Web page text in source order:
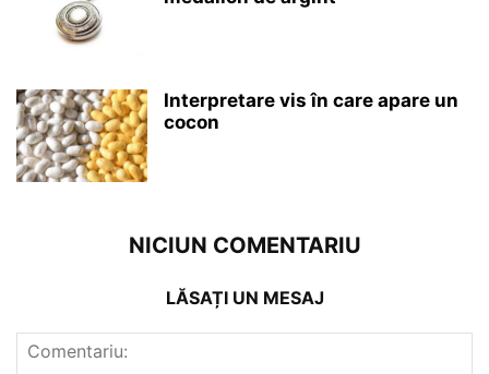
Interpretare vis în care apare un
cocon
NICIUN COMENTARIU
LĂSAȚI UN MESAJ